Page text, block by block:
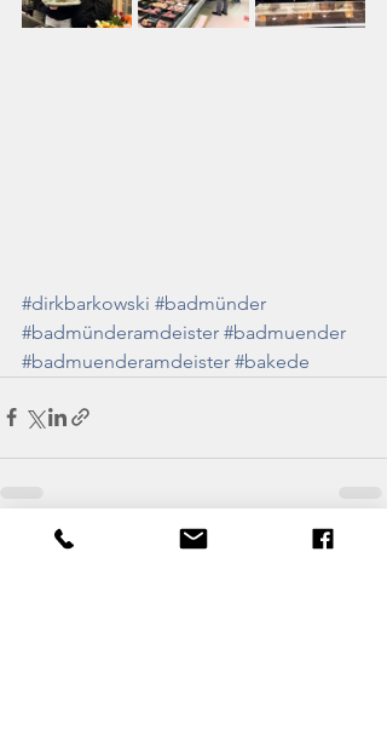
#dirkbarkowski #badmünder
#badmünderamdeister #badmuender
#badmuenderamdeister #bakede
Aktuelle Beiträge Alle ansehen